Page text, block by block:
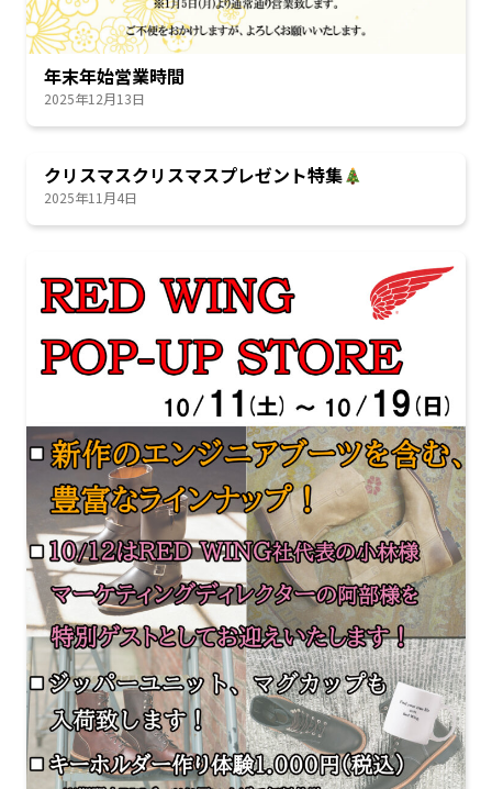
年末年始営業時間
2025年12月13日
クリスマスクリスマスプレゼント特集
2025年11月4日